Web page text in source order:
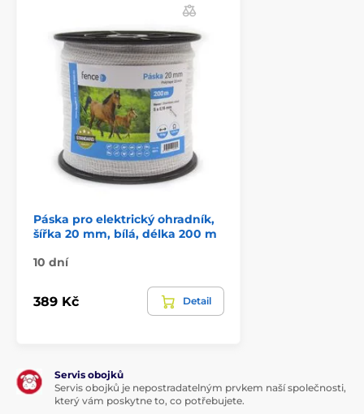
Páska pro elektrický ohradník,
šířka 20 mm, bílá, délka 200 m
10 dní
389 Kč Detail
Servis obojků
Servis obojků je nepostradatelným prvkem naší společnosti,
který vám poskytne to, co potřebujete.